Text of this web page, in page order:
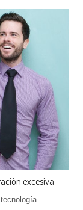
excesiva